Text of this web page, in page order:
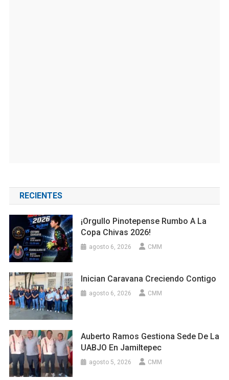
RECIENTES
¡Orgullo Pinotepense Rumbo A La
Copa Chivas 2026!
agosto 6, 2026 CMM
Inician Caravana Creciendo Contigo
agosto 6, 2026 CMM
Auberto Ramos Gestiona Sede De La
UABJO En Jamiltepec
agosto 5, 2026 CMM